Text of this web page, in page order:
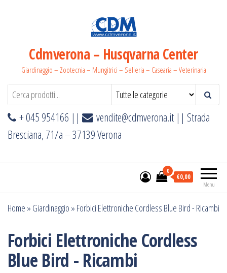
Cdmverona – Husqvarna Center
Giardinaggio – Zootecnia – Mungitrici – Selleria – Casearia – Veterinaria
+ 045 954166 || vendite@cdmverona.it || Strada
Bresciana, 71/a – 37139 Verona
Menu
0
€0,00
Home » Giardinaggio » Forbici Elettroniche Cordless Blue Bird - Ricambi
Forbici Elettroniche Cordless
Blue Bird - Ricambi